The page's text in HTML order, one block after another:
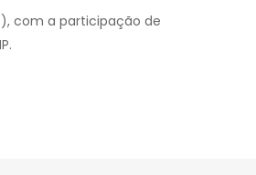
com a participação de